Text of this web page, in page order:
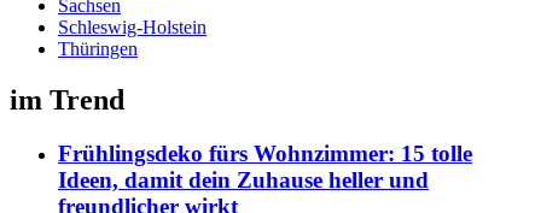
Sachsen
Schleswig-Holstein
Thüringen
im Trend
Frühlingsdeko fürs Wohnzimmer: 15 tolle
Ideen, damit dein Zuhause heller und
freundlicher wirkt